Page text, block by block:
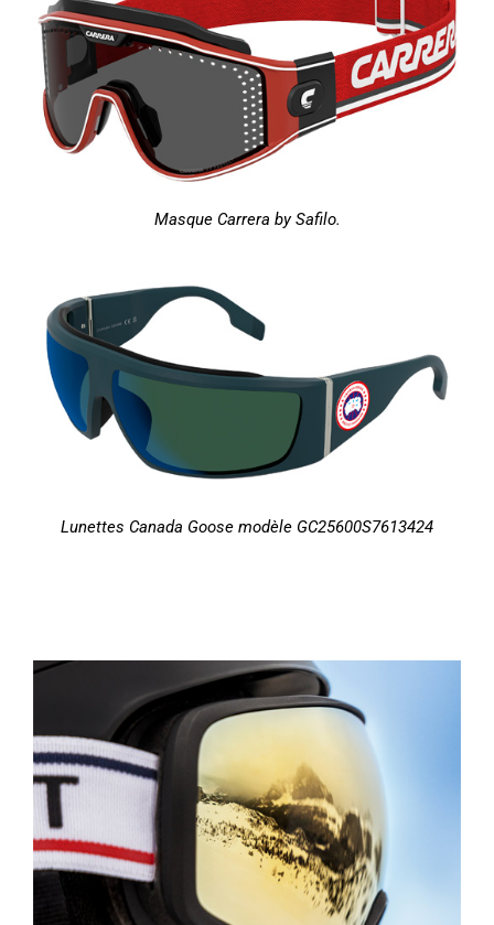
Masque Carrera by Safilo.
Lunettes Canada Goose modèle GC25600S7613424